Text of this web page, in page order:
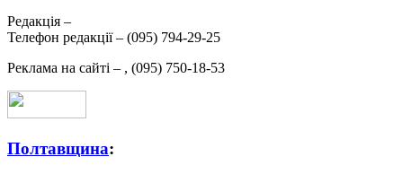
Редакція –
Телефон редакції – (095) 794-29-25
Реклама на сайті – , (095) 750-18-53
Полтавщина: